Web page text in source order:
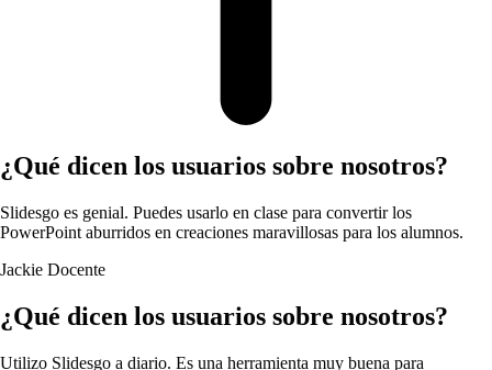
¿Qué dicen los usuarios sobre nosotros?
Slidesgo es genial. Puedes usarlo en clase para convertir los
PowerPoint aburridos en creaciones maravillosas para los alumnos.
Jackie Docente
¿Qué dicen los usuarios sobre nosotros?
Utilizo Slidesgo a diario. Es una herramienta muy buena para